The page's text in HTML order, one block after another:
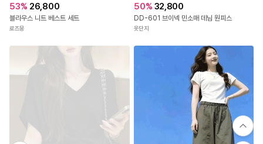
53% 26,800
블라우스 니트 베스트 세트
로즈몽
50% 32,800
DD-601 브이넥 민소매 데님 원피스
옷단지